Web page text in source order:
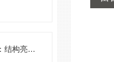
探秘高压耐火型母线槽：结构亮点与实用效能